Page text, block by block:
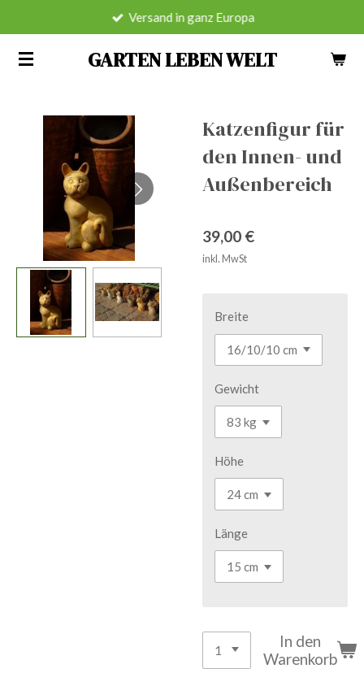
springen
GARTEN LEBEN WELT
Versand in ganz Europa
Katzenfigur für
den Innen- und
Außenbereich
39,00 €
inkl. MwSt
Breite
Gewicht
Höhe
Länge
In den
Warenkorb